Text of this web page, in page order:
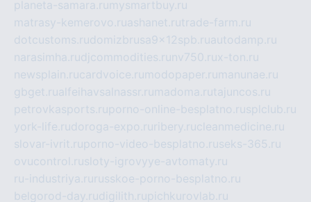
planeta-samara.ru mysmartbuy.ru
matrasy-kemerovo.ruashanet.rutrade-farm.ru
dotcustoms.rudomizbrusa9x12spb.ruautodamp.ru
narasimha.rudjcommodities.ru nv750.rux-ton.ru
newsplain.rucardvoice.ru modopaper.ru manunae.ru
gbget.rualfeihavsalnassr.ru madoma.rutajuncos.ru
petrovkasports.ruporno-online-besplatno.rusplclub.ru
york-life.rudoroga-expo.ru ribery.rucleanmedicine.ru
slovar-ivrit.ruporno-video-besplatno.ruseks-365.ru
ovucontrol.rusloty-igrovyye-avtomaty.ru
ru-industriya.ru russkoe-porno-besplatno.ru
belgorod-day.rudigilith.rupichkurovlab.ru